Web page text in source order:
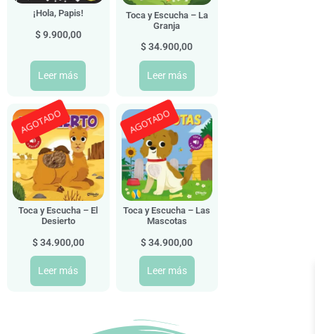
¡Hola, Papis!
$9.900,00
Leer más
Toca y Escucha – La
Granja
$34.900,00
Leer más
AGOTADO
Toca y Escucha – El
Desierto
$34.900,00
Leer más
AGOTADO
Toca y Escucha – Las
Mascotas
$34.900,00
Leer más